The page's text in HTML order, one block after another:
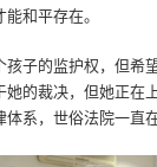
和平存在。
孩子的监护权，但希
她的裁决，但她正在
系，世俗法院一直